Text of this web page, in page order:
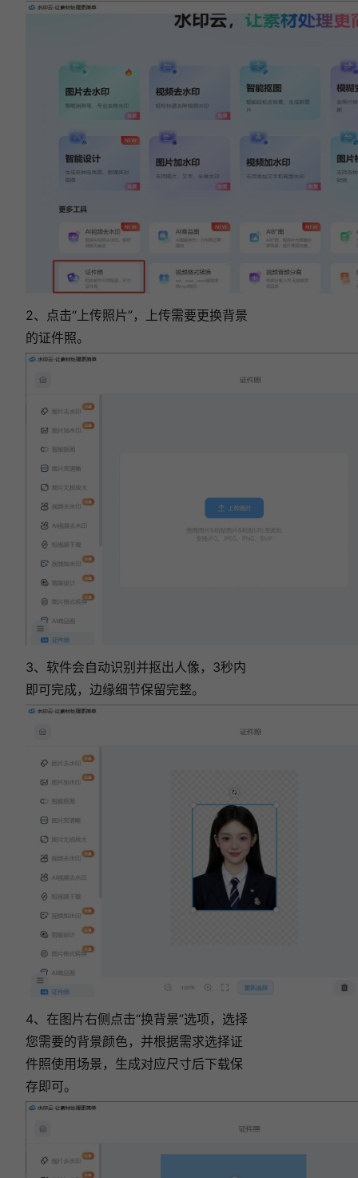
2、点击“上传照片”，上传需要更换背景
的证件照。
3、软件会自动识别并抠出人像，3秒内
即可完成，边缘细节保留完整。
4、在图片右侧点击“换背景”选项，选择
您需要的背景颜色，并根据需求选择证
件照使用场景，生成对应尺寸后下载保
存即可。
水
印
2025 年热门视频去水印软件推荐！5 款工具深
5款视频去水印软件测评，助你轻松告别水印烦